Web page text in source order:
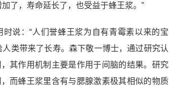
了，寿命延长了，也受益于蜂王浆。”
说：“人们誉蜂王浆为自有青霉素以来的宝
类带来了长寿。森下敬一博士，通过研究认
其作用机制主要是作用于间脑的结果。研究
而蜂王浆里含有与腮腺激素极其相似的物质